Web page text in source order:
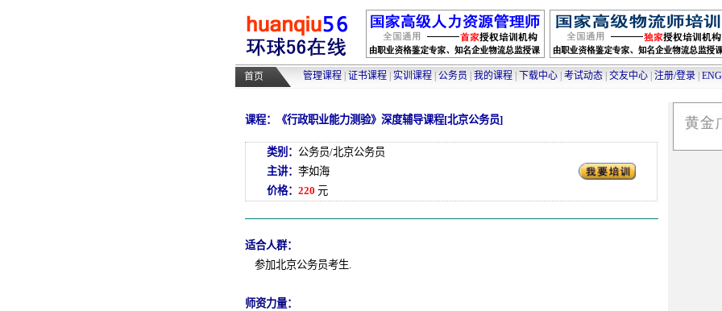
首页 管理课程 证书课程 实训课程 公务员 我的课程 下载中心 考试动态 交友中心 注册/登录
课程：《行政职业能力测验》深度辅导课程[北京公务员]
类别： 公务员/北京公务员
主讲： 李如海
价格： 220 元
适合人群：
参加北京公务员考生.
师资力量：